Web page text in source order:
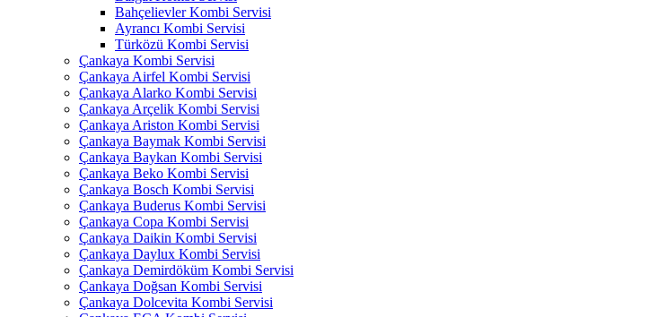
Bahçelievler Kombi Servisi
Ayrancı Kombi Servisi
Türközü Kombi Servisi
Çankaya Kombi Servisi
Çankaya Airfel Kombi Servisi
Çankaya Alarko Kombi Servisi
Çankaya Arçelik Kombi Servisi
Çankaya Ariston Kombi Servisi
Çankaya Baymak Kombi Servisi
Çankaya Baykan Kombi Servisi
Çankaya Beko Kombi Servisi
Çankaya Bosch Kombi Servisi
Çankaya Buderus Kombi Servisi
Çankaya Copa Kombi Servisi
Çankaya Daikin Kombi Servisi
Çankaya Daylux Kombi Servisi
Çankaya Demirdöküm Kombi Servisi
Çankaya Doğsan Kombi Servisi
Çankaya Dolcevita Kombi Servisi